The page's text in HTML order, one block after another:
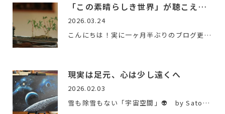
「この素晴らしき世界」が聴こえる日を
2026.03.24
こんにちは！実に一ヶ月半ぶりのブログ更新となりました。この…
現実は足元、心は少し遠くへ
2026.02.03
雪も除雪もない「宇宙空間」👽 by Satoh今年の札幌は、例年にな…